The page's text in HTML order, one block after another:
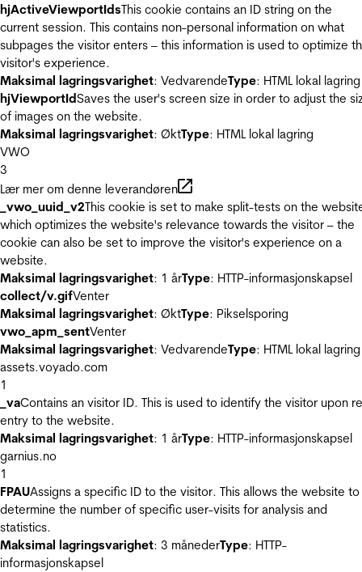
hjActiveViewportIdsThis cookie contains an ID string on the
current session. This contains non-personal information on what
subpages the visitor enters – this information is used to optimize
visitor's experience.
Maksimal lagringsvarighet: VedvarendeType: HTML lokal lagring
hjViewportIdSaves the user's screen size in order to adjust the
of images on the website.
Maksimal lagringsvarighet: ØktType: HTML lokal lagring
VWO
3
Lær mer om denne leverandøren
_vwo_uuid_v2This cookie is set to make split-tests on the
which optimizes the website's relevance towards the visitor – the
cookie can also be set to improve the visitor's experience on a
website.
Maksimal lagringsvarighet: 1 årType: HTTP-informasjonskapsel
collect/v.gifVenter
Maksimal lagringsvarighet: ØktType: Pikselsporing
vwo_apm_sentVenter
Maksimal lagringsvarighet: VedvarendeType: HTML lokal lagring
assets.voyado.com
1
_vaContains an visitor ID. This is used to identify the visitor upon
entry to the website.
Maksimal lagringsvarighet: 1 årType: HTTP-informasjonskapsel
garnius.no
1
FPAUAssigns a specific ID to the visitor. This allows the website to
determine the number of specific user-visits for analysis and
statistics.
Maksimal lagringsvarighet: 3 månederType: HTTP-
informasjonskapsel